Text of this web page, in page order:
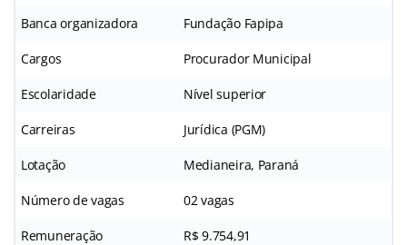
Banca organizadora Fundação Fapipa
Cargos Procurador Municipal
Escolaridade Nível superior
Carreiras Jurídica (PGM)
Lotação Medianeira, Paraná
Número de vagas 02 vagas
Remuneração R$ 9.754,91